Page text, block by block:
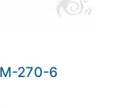
270-6